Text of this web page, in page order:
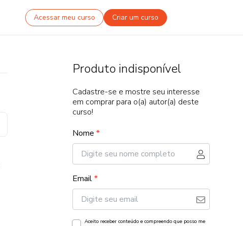
Acessar meu curso Criar um curso
Produto indisponível
Cadastre-se e mostre seu interesse
em comprar para o(a) autor(a) deste
curso!
Nome *
Email*
Aceito receber conteúdo e compreendo que posso me